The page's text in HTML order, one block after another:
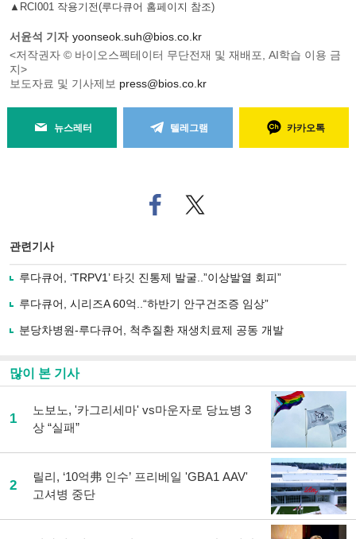
▲RCI001 작용기전(루다큐어 홈페이지 참조)
서윤석 기자 yoonseok.suh@bios.co.kr
<저작권자 © 바이오스펙테이터 무단전재 및 재배포, AI학습 이용 금
지>
보도자료 및 기사제보 press@bios.co.kr
뉴스레터 텔레그램 카카오톡
페
이
로
기
사
유
트위
터로
관련기사
루다큐어, ‘TRPV1’ 타깃 진통제 발굴..”이상발열 회피”
루다큐어, 시리즈A 60억..“하반기 안구건조증 임상”
분당차병원-루다큐어, 척추질환 재생치료제 공동 개발
많이 본 기사
1
노보노, '카그리세마' vs마운자로 당뇨병 3
상 “실패”
2
릴리, ‘10억弗 인수’ 프리베일 'GBA1 AAV'
고셔병 중단